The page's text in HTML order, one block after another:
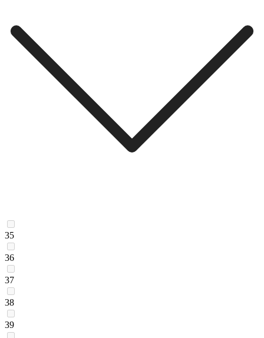
35
36
37
38
39